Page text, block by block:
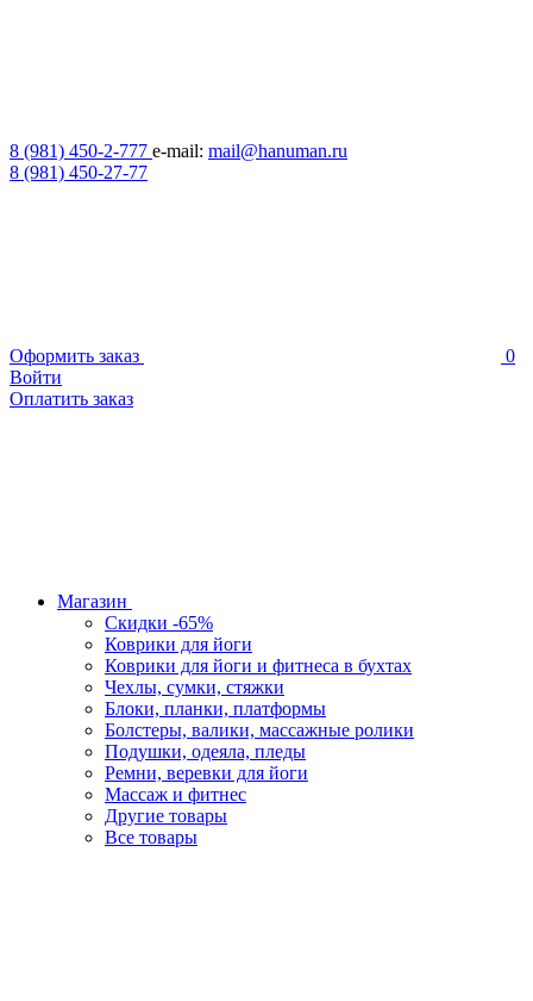
8 (981) 450-2-777 e-mail: mail@hanuman.ru
8 (981) 450-27-77
Оформить заказ
0
Войти
Оплатить заказ
Магазин
Скидки -65%
Коврики для йоги
Коврики для йоги и фитнеса в бухтах
Чехлы, сумки, стяжки
Блоки, планки, платформы
Болстеры, валики, массажные ролики
Подушки, одеяла, пледы
Ремни, веревки для йоги
Массаж и фитнес
Другие товары
Все товары